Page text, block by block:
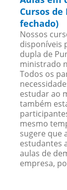
Cursos
fechado)
Nossos
disponíveis
dupla de
ministrado
Todos os
estudar ao
também
mesmo
sugere que
estudantes
aulas de
empresa,